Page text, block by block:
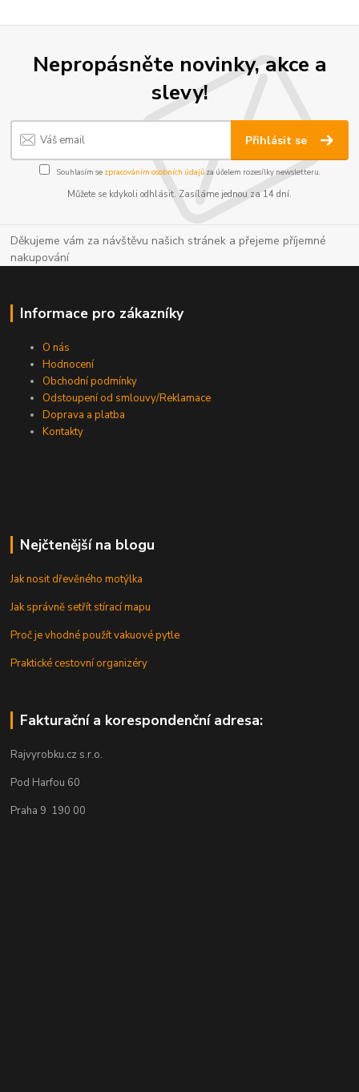
Nepropásněte novinky, akce a
slevy!
Přihlásit se
Souhlasím se zpracováním osobních údajůza účelem rozesílky newsletteru.
Můžete se kdykoli odhlásit. Zasíláme jednou za 14 dní.
Děkujeme vám za návštěvu našich stránek a přejeme příjemné
nakupování
Informace pro zákazníky
O nás
Hodnocení
Obchodní podmínky
Odstoupení od smlouvy/Reklamace
Doprava a platba
Kontakty
Nejčtenější na blogu
Jak nosit dřevěného motýlka
Jak správně setřít stírací mapu
Proč je vhodné použít vakuové pytle
Praktické cestovní organizéry
Fakturační a korespondenční adresa:
Rajvyrobku.cz s.r.o.
Pod Harfou 60
Praha 9 190 00